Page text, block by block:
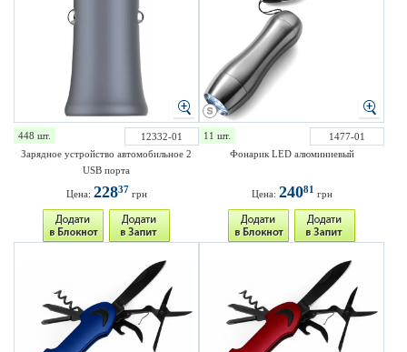
448 шт.
12332-01
Зарядное устройство автомобильное 2
USB порта
Цена: 22837 грн
11 шт.
1477-01
Фонарик LED алюминиевый
Цена: 24081 грн